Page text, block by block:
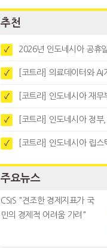
추천
✓ 2026년 인도네시아 공휴일 및
✓ [코트라] 의료데이터와 AI가 이끄는 인도네시
✓ [코트라] 인도네시아 재무부 2027년
✓ [코트라] 인도네시아 정부, 국영기업을 통한 석탄
✓ [코트라] 인도네시아 립스
주요뉴스
CSIS "견조한 경제지표가 국
민의 경제적 어려움 가려"